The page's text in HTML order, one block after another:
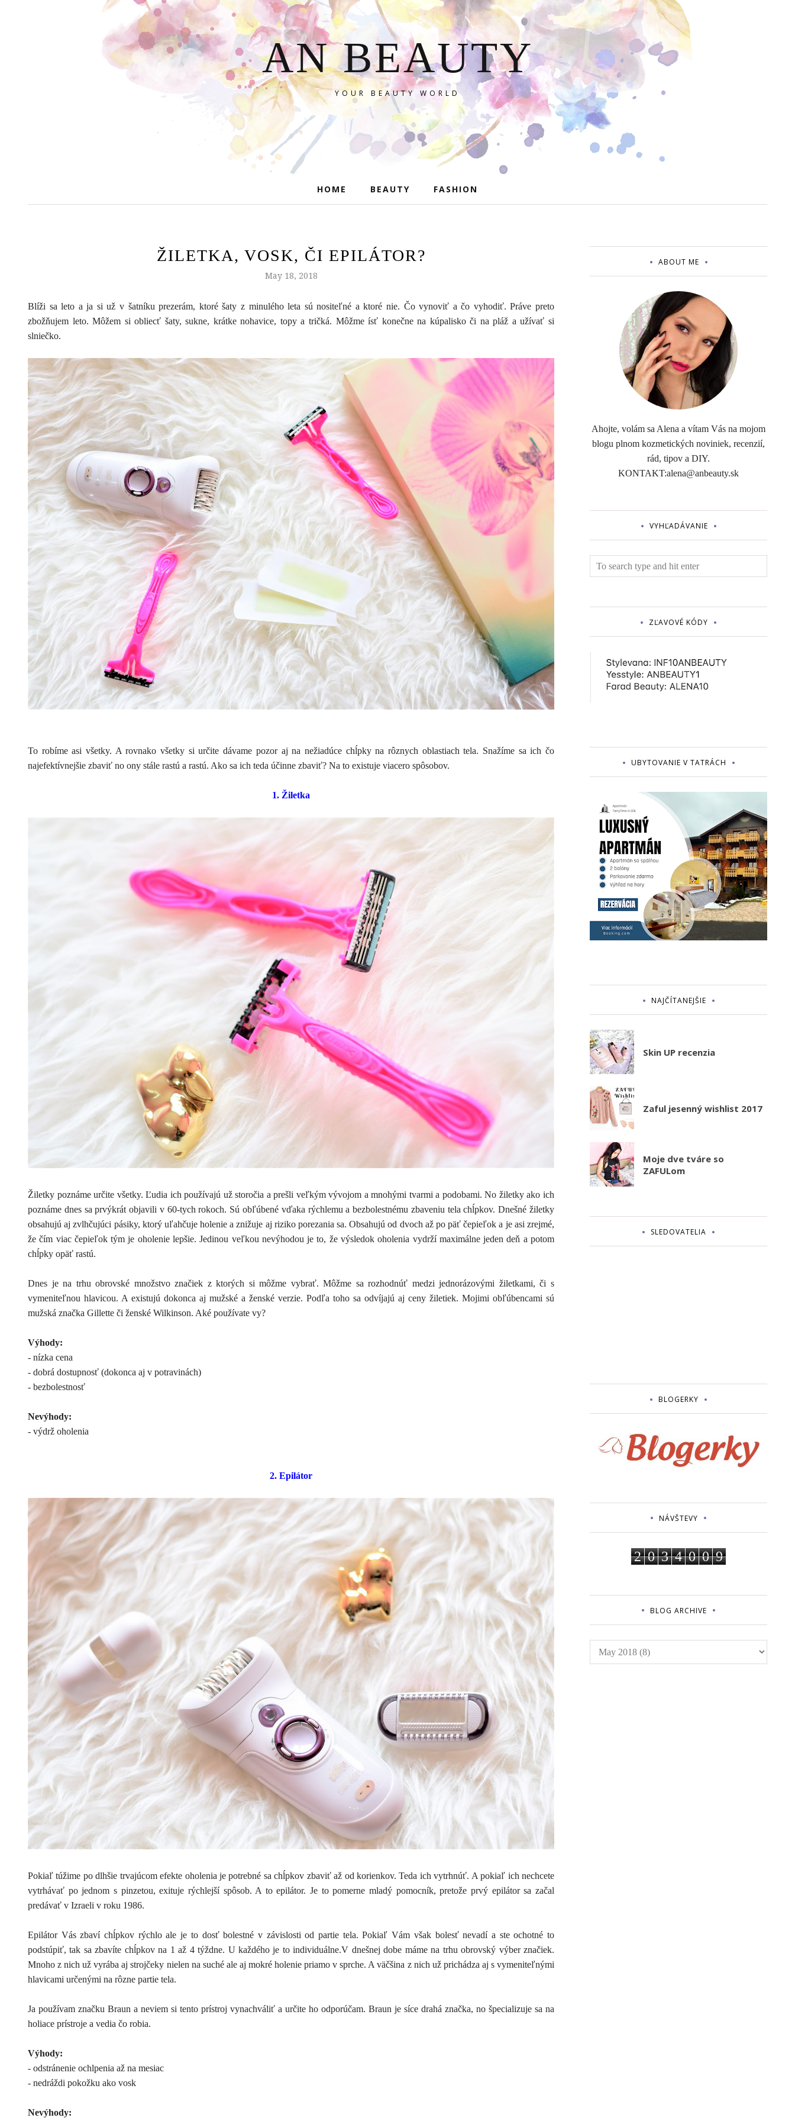
AN BEAUTY
YOUR BEAUTY WORLD
HOME BEAUTY FASHION
ŽILETKA, VOSK, ČI EPILÁTOR?
May 18, 2018
Blíži sa leto a ja si už v šatníku prezerám, ktoré šaty z minulého leta sú nositeľné a ktoré nie. Čo vynoviť a čo vyhodiť. Práve preto
zbožňujem leto. Môžem si obliecť šaty, sukne, krátke nohavice, topy a tričká. Môžme ísť konečne na kúpalisko či na pláž a užívať si
slniečko.
To robíme asi všetky. A rovnako všetky si určite dávame pozor aj na nežiadúce chĺpky na rôznych oblastiach tela. Snažíme sa ich čo
najefektívnejšie zbaviť no ony stále rastú a rastú. Ako sa ich teda účinne zbaviť? Na to existuje viacero spôsobov.
1. Žiletka
Žiletky poznáme určite všetky. Ľudia ich používajú už storočia a prešli veľkým vývojom a mnohými tvarmi a podobami. No žiletky ako ich
poznáme dnes sa prvýkrát objavili v 60-tych rokoch. Sú obľúbené vďaka rýchlemu a bezbolestnému zbaveniu tela chĺpkov. Dnešné žiletky
obsahujú aj zvlhčujúci pásiky, ktorý uľahčuje holenie a znižuje aj riziko porezania sa. Obsahujú od dvoch až po päť čepieľok a je asi zrejmé,
že čím viac čepieľok tým je oholenie lepšie. Jedinou veľkou nevýhodou je to, že výsledok oholenia vydrží maximálne jeden deň a potom
chĺpky opäť rastú.
Dnes je na trhu obrovské množstvo značiek z ktorých si môžme vybrať. Môžme sa rozhodnúť medzi jednorázovými žiletkami, či s
vymeniteľnou hlavicou. A existujú dokonca aj mužské a ženské verzie. Podľa toho sa odvíjajú aj ceny žiletiek. Mojimi obľúbencami sú
mužská značka Gillette či ženské Wilkinson. Aké používate vy?
Výhody:
- nízka cena
- dobrá dostupnosť (dokonca aj v potravinách)
- bezbolestnosť
Nevýhody:
- výdrž oholenia
2. Epilátor
Pokiaľ túžime po dlhšie trvajúcom efekte oholenia je potrebné sa chĺpkov zbaviť až od korienkov. Teda ich vytrhnúť. A pokiaľ ich nechcete
vytrhávať po jednom s pinzetou, exituje rýchlejší spôsob. A to epilátor. Je to pomerne mladý pomocník, pretože prvý epilátor sa začal
predávať v Izraeli v roku 1986.
Epilátor Vás zbaví chĺpkov rýchlo ale je to dosť bolestné v závislosti od partie tela. Pokiaľ Vám však bolesť nevadí a ste ochotné to
podstúpiť, tak sa zbavíte chĺpkov na 1 až 4 týždne. U každého je to individuálne.V dnešnej dobe máme na trhu obrovský výber značiek.
Mnoho z nich už vyrába aj strojčeky nielen na suché ale aj mokré holenie priamo v sprche. A väčšina z nich už prichádza aj s vymeniteľnými
hlavicami určenými na rôzne partie tela.
Ja používam značku Braun a neviem si tento prístroj vynachváliť a určite ho odporúčam. Braun je síce drahá značka, no špecializuje sa na
holiace prístroje a vedia čo robia.
Výhody:
- odstránenie ochlpenia až na mesiac
- nedráždi pokožku ako vosk
Nevýhody:
ABOUT ME
Ahojte, volám sa Alena a vítam Vás na mojom
blogu plnom kozmetických noviniek, recenzií,
rád, tipov a DIY.
KONTAKT:alena@anbeauty.sk
VYHĽADÁVANIE
ZĽAVOVÉ KÓDY
UBYTOVANIE V TATRÁCH
NAJČÍTANEJŠIE
Skin UP recenzia
Zaful jesenný wishlist 2017
Moje dve tváre so
ZAFULom
SLEDOVATELIA
BLOGERKY
NÁVŠTEVY
2 0 3 4 0 0 9
BLOG ARCHIVE